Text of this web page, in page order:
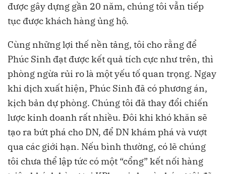
được gây dựng gần 20 năm, chúng tôi vẫn tiếp
tục được khách hàng ủng hộ.
Cùng những lợi thế nền tảng, tôi cho rằng để
Phúc Sinh đạt được kết quả tích cực như trên, thì
phòng ngừa rủi ro là một yếu tố quan trọng. Ngay
khi dịch xuất hiện, Phúc Sinh đã có phương án,
kịch bản dự phòng. Chúng tôi đã thay đổi chiến
lược kinh doanh rất nhiều. Đôi khi khó khăn sẽ
tạo ra bứt phá cho DN, để DN khám phá và vượt
qua các giới hạn. Nếu bình thường, có lẽ chúng
tôi chưa thể lập tức có một “cổng” kết nối hàng